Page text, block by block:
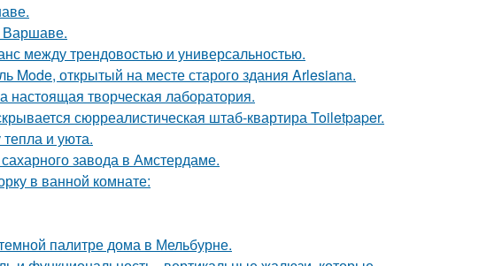
Варшаве.
между трендовостью и универсальностью.
Mode, открытый на месте старого здания Arlesiana.
творческая лаборатория.
сюрреалистическая штаб-квартира Toiletpaper.
и уюта.
завода в Амстердаме.
в ванной комнате:
палитре дома в Мельбурне.